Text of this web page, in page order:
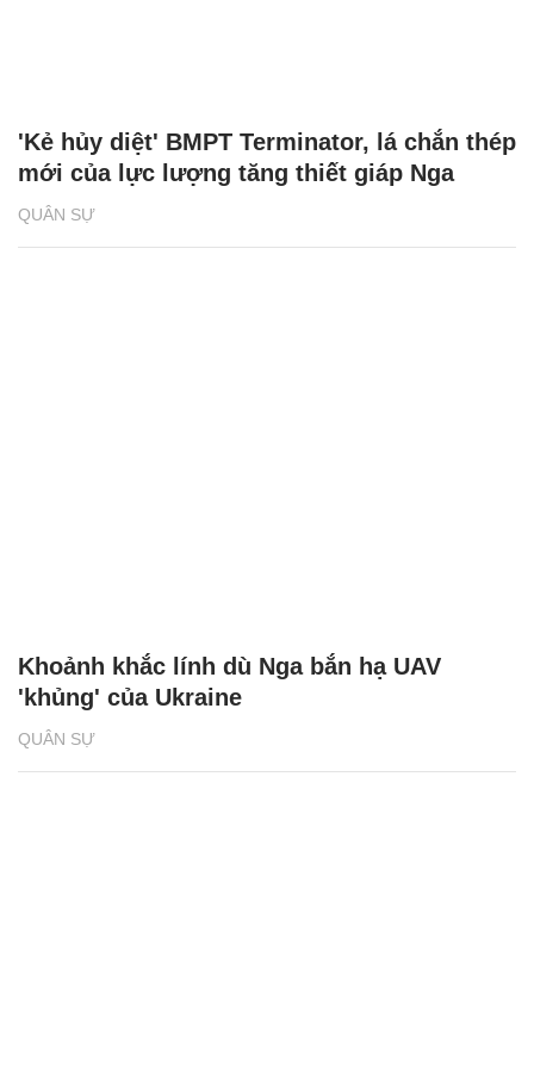
QUÂN SỰ
'Kẻ hủy diệt' BMPT Terminator, lá chắn thép
mới của lực lượng tăng thiết giáp Nga
QUÂN SỰ
Khoảnh khắc lính dù Nga bắn hạ UAV
'khủng' của Ukraine